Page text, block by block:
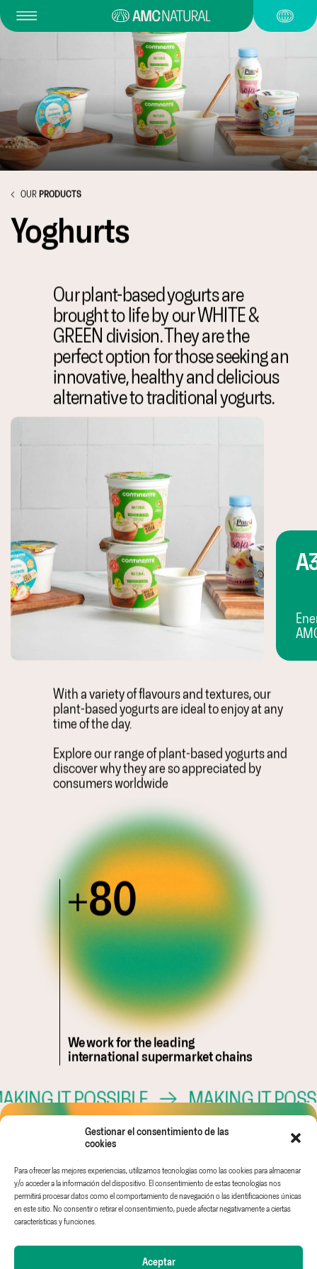
Gestionar el consentimiento de las
cookies
Para ofrecer las mejores experiencias, utilizamos tecnologías como las cookies para almacenar
y/o acceder a la información del dispositivo. El consentimiento de estas tecnologías nos
permitirá procesar datos como el comportamiento de navegación o las identificaciones únicas
en este sitio. No consentir o retirar el consentimiento, puede afectar negativamente a ciertas
características y funciones.
Aceptar
OUR PRODUCTS
Yoghurts
Our plant-based yogurts are
brought to life by our WHITE &
GREEN division. They are the
perfect option for those seeking an
innovative, healthy and delicious
alternative to traditional yogurts.
With a variety of flavours and textures, our
plant-based yogurts are ideal to enjoy at any
time of the day.
Explore our range of plant-based yogurts and
discover why they are so appreciated by
consumers worldwide
+80
We work for the leading
international supermarket chains
IT POSSIBLE → MAKING IT
Ethical channel
EINF
Work with us
Legal Notice
Privacy Policy
Cookies policy
AMC GLOBAL
AMC IDEAS
WHITE & GREEN
FRUIT & TECH